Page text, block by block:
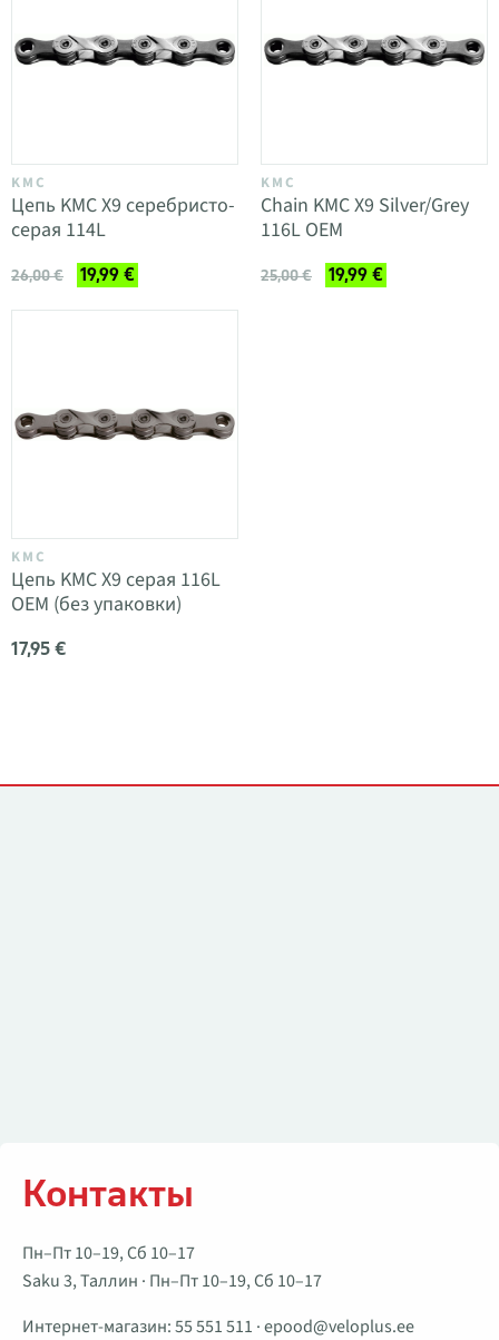
KMC
Цепь KMC X9 серебристо-
серая 114L
26,00 € 19,99 €
KMC
Chain KMC X9 Silver/Grey
116L OEM
25,00 € 19,99 €
KMC
Цепь KMC X9 серая 116L
OEM (без упаковки)
17,95 €
Контакты
Пн–Пт 10–19, Сб 10–17
Saku 3, Таллин · Пн–Пт 10–19, Сб 10–17
Интернет-магазин:55 551 511 ·epood@veloplus.ee